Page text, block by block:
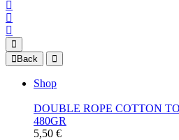
Back
Shop
DOUBLE ROPE COTTON
480GR
5,50 €